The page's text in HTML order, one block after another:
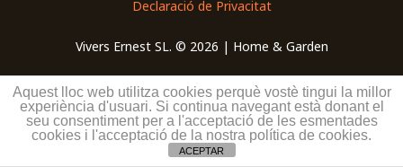
Declaració de Privacitat
Vivers Ernest SL. © 2026 | Home & Garden
Aquest lloc web utilitza cookies perquè vostè tingui la millor
experiència d'usuari. Si continua navegant està donant el
seu consentiment per a l'acceptació de les esmentades
cookies i l'acceptació de la nostra política de cookies.
ACEPTAR